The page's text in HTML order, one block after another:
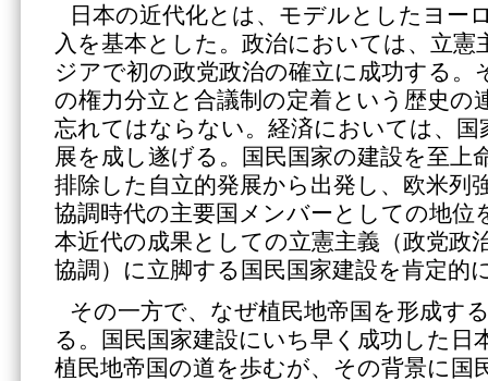
日本の近代化とは、モデルとしたヨー
入を基本とした。政治においては、立憲
ジアで初の政党政治の確立に成功する。
の権力分立と合議制の定着という歴史の
忘れてはならない。経済においては、国
展を成し遂げる。国民国家の建設を至上
排除した自立的発展から出発し、欧米列
協調時代の主要国メンバーとしての地位
本近代の成果としての立憲主義（政党政
協調）に立脚する国民国家建設を肯定的
その一方で、なぜ植民地帝国を形成す
る。国民国家建設にいち早く成功した日
植民地帝国の道を歩むが、その背景に国